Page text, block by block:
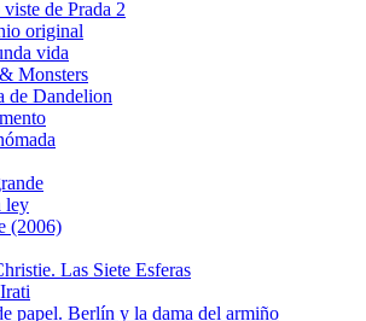
de Prada 2
original
vida
Monsters
de Dandelion
ley
(2006)
Las Siete Esferas
papel. Berlín y la dama del armiño